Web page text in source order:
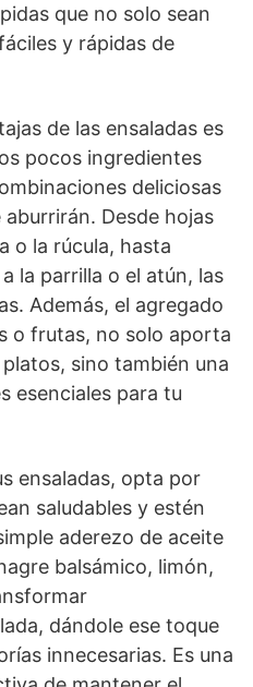
que no solo sean
y rápidas de
de las ensaladas es
pocos ingredientes
deliciosas
Desde hojas
o la rúcula, hasta
la parrilla o el atún, las
Además, el agregado
o frutas, no solo aporta
sino también una
esenciales para tu
ensaladas, opta por
saludables y estén
aderezo de aceite
balsámico, limón,
dándole ese toque
innecesarias. Es una